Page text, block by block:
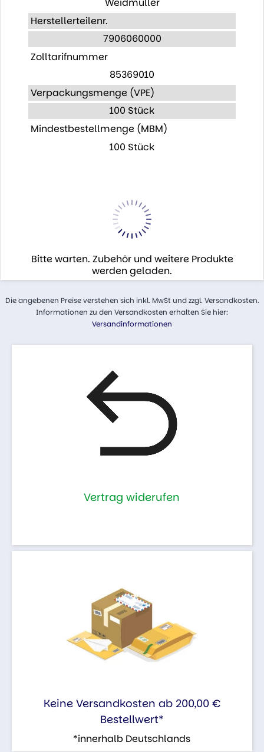
Weidmüller
Herstellerteilenr.
7906060000
Zolltarifnummer
85369010
Verpackungsmenge (VPE)
100 Stück
Mindestbestellmenge (MBM)
100 Stück
Bitte warten. Zubehör und weitere Produkte
werden geladen.
Die angebenen Preise verstehen sich inkl. MwSt und zzgl. Versandkosten.
Informationen zu den Versandkosten erhalten Sie hier:
Versandinformationen
Vertrag widerufen
Keine Versandkosten ab 200,00 €
Bestellwert*
*innerhalb Deutschlands